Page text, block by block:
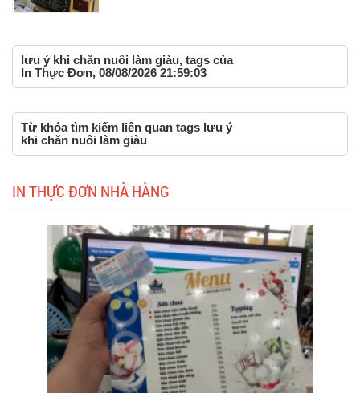
lưu ý khi chăn nuôi làm giàu, tags của
In Thực Đơn, 08/08/2026 21:59:03
Từ khóa tìm kiếm liên quan tags lưu ý
khi chăn nuôi làm giàu
IN THỰC ĐƠN NHÀ HÀNG